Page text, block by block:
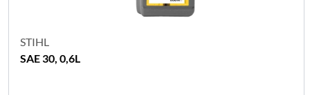
STIHL
SAE 30, 0,6L